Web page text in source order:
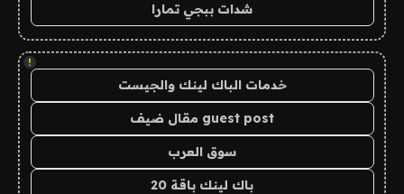
شدات ببجي تمارا
!
خدمات الباك لينك والجيست
guest post مقال ضيف
سوق العرب
باك لينك باقة 20